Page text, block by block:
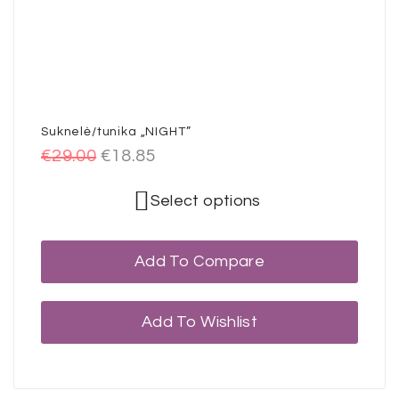
Suknelė/tunika „NIGHT”
€29.00 €18.85
Select options
Add To Compare
Add To Wishlist